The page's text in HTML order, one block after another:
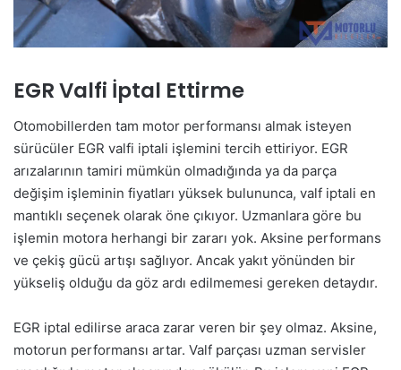
EGR Valfi İptal Ettirme
Otomobillerden tam motor performansı almak isteyen
sürücüler EGR valfi iptali işlemini tercih ettiriyor. EGR
arızalarının tamiri mümkün olmadığında ya da parça
değişim işleminin fiyatları yüksek bulununca, valf iptali en
mantıklı seçenek olarak öne çıkıyor. Uzmanlara göre bu
işlemin motora herhangi bir zararı yok. Aksine performans
ve çekiş gücü artışı sağlıyor. Ancak yakıt yönünden bir
yükseliş olduğu da göz ardı edilmemesi gereken detaydır.
EGR iptal edilirse araca zarar veren bir şey olmaz. Aksine,
motorun performansı artar. Valf parçası uzman servisler